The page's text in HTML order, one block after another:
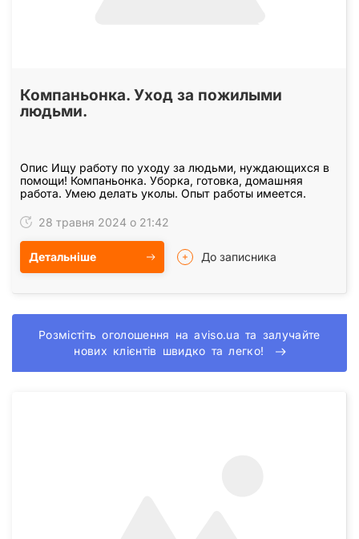
Компаньонка. Уход за пожилыми
людьми.
Опис Ищу работу по уходу за людьми, нуждающихся в
помощи! Компаньонка. Уборка, готовка, домашняя
работа. Умею делать уколы. Опыт работы имеется.
28 травня 2024 о 21:42
Детальніше До записника
Розмістіть оголошення на aviso.ua та залучайте
нових клієнтів швидко та легко!